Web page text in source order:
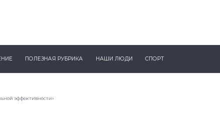
ПОЛЕЗНАЯ РУБРИКА НАШИ ЛЮДИ СПОРТ
эффективности»